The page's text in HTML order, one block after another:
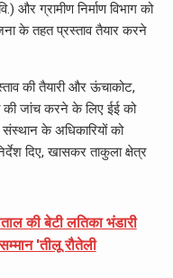
और ग्रामीण निर्माण विभाग को
के तहत प्रस्ताव तैयार करने
की तैयारी और ऊंचाकोट,
की जांच करने के लिए ईई को
संस्थान के अधिकारियों को
दिए, खासकर ताकुला क्षेत्र
की बेटी लतिका भंडारी
'तीलू रौतेली